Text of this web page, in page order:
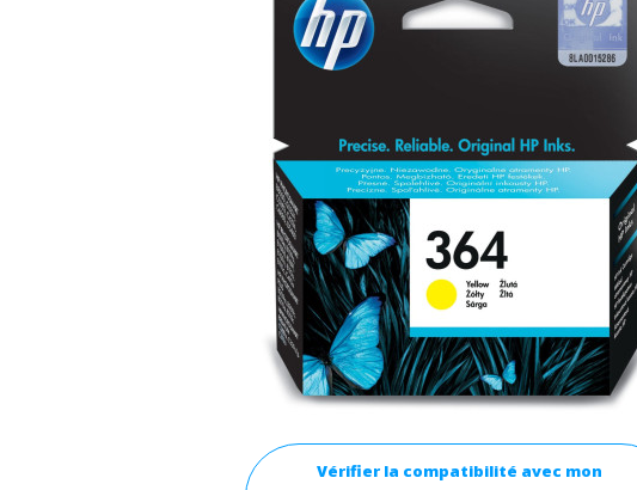
Vérifier la compatibilité avec mon